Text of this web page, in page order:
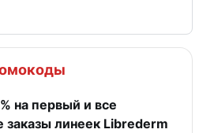
на первый и все
заказы линеек Librederm